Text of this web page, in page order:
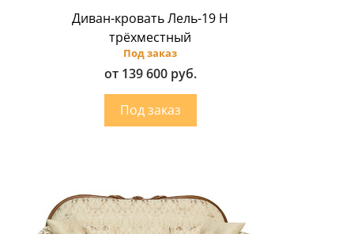
Диван-кровать Лель-19 Н
трёхместный
Под заказ
от 139 600 руб.